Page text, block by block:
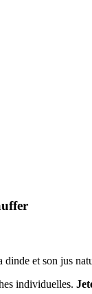
dinde et son jus
individuelles.